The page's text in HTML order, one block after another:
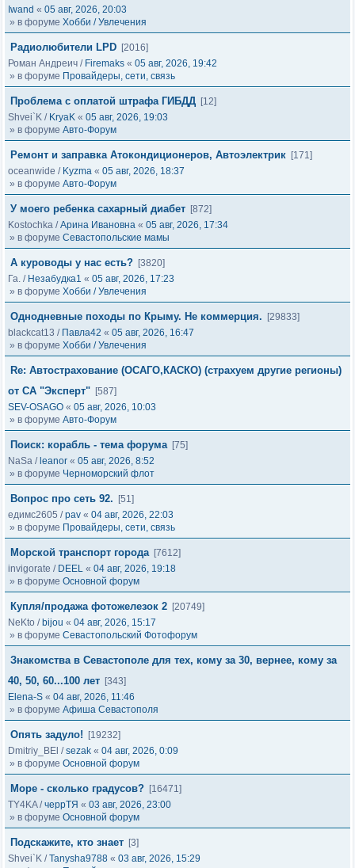
Iwand « 05 авг, 2026, 20:03
» в форуме Хобби / Увлечения
Радиолюбители LPD [2016]
Роман Андреич / Firemaks « 05 авг, 2026, 19:42
» в форуме Провайдеры, сети, связь
Проблема с оплатой штрафа ГИБДД [12]
Shvei`K / KryaK « 05 авг, 2026, 19:03
» в форуме Авто-Форум
Ремонт и заправка Атокондиционеров, Автоэлектрик [171]
oceanwide / Kyzma « 05 авг, 2026, 18:37
» в форуме Авто-Форум
У моего ребенка сахарный диабет [872]
Kostochka /Арина Ивановна « 05 авг, 2026, 17:34
» в форуме Севастопольские мамы
А куроводы у нас есть? [3820]
Га. / Незабудка1 « 05 авг, 2026, 17:23
» в форуме Хобби / Увлечения
Однодневные походы по Крыму. Не коммерция.
[29833]
blackcat13 / Павла42 « 05 авг, 2026, 16:47
» в форуме Хобби / Увлечения
Re: Автострахование (ОСАГО,КАСКО) (страхуем другие регионы)
от СА "Эксперт" [587]
SEV-OSAGO « 05 авг, 2026, 10:03
» в форуме Авто-Форум
Поиск: корабль - тема форума [75]
NaSa / leanor « 05 авг, 2026, 8:52
» в форуме Черноморский флот
Вопрос про сеть 92.
[51]
едимс2605 /pav « 04 авг, 2026, 22:03
» в форуме Провайдеры, сети, связь
Морской транспорт города [7612]
invigorate / DEEL « 04 авг, 2026, 19:18
» в форуме Основной форум
Купля/продажа фотожелезок 2 [20749]
NeKto / bijou « 04 авг, 2026, 15:17
» в форуме Севастопольский Фотофорум
Знакомства в Севастополе для тех, кому за 30, вернее, кому за
40, 50, 60...100 лет [343]
Elena-S « 04 авг, 2026, 11:46
» в форуме Афиша Севастополя
Опять задуло!
[19232]
Dmitriy_BEl /sezak « 04 авг, 2026, 0:09
» в форуме Основной форум
Море - сколько градусов? [16471]
TY4KA/черрТЯ « 03 авг, 2026, 23:00
» в форуме Основной форум
Подскажите, кто знает [3]
Shvei`K /Tanysha9788 « 03 авг, 2026, 15:29